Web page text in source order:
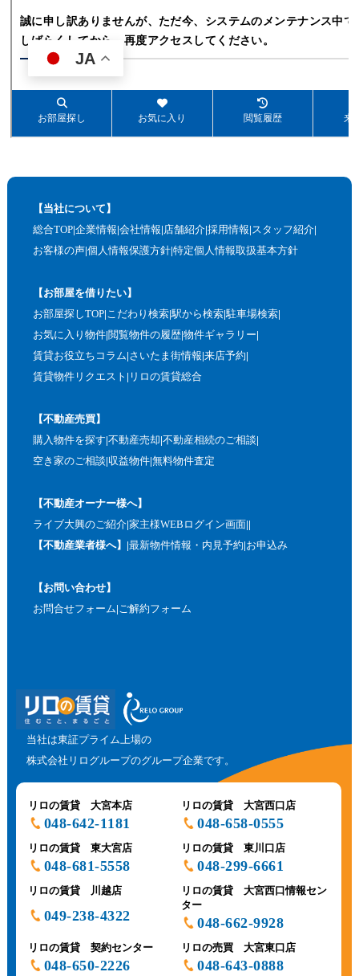
【当社について】
総合TOP 企業情報 会社情報 店舗紹介 採用情報 スタッフ紹介
お客様の声 個人情報保護方針 特定個人情報取扱基本方針
【お部屋を借りたい】
お部屋探しTOP こだわり検索 駅から検索 駐車場検索
お気に入り物件 閲覧物件の履歴 物件ギャラリー
賃貸お役立ちコラム さいたま街情報 来店予約
賃貸物件リクエスト リロの賃貸総合
【不動産売買】
購入物件を探す 不動産売却 不動産相続のご相談
空き家のご相談 収益物件 無料物件査定
【不動産オーナー様へ】
ライブ大興のご紹介 家主様WEBログイン画面
【不動産業者様へ】
最新物件情報・内見予約 お申込み
【お問い合わせ】
お問合せフォーム ご解約フォーム
当社は東証プライム上場の
株式会社リログループのグループ企業です。
リロの賃貸 大宮本店
048-642-1181
リロの賃貸 大宮西口店
048-658-0555
リロの賃貸 東大宮店
048-681-5558
リロの賃貸 東川口店
048-299-6661
リロの賃貸 川越店
049-238-4322
リロの賃貸 大宮西口情報セン
ター
048-662-9928
リロの賃貸 契約センター
048-650-2226
リロの売買 大宮東口店
048-643-0888